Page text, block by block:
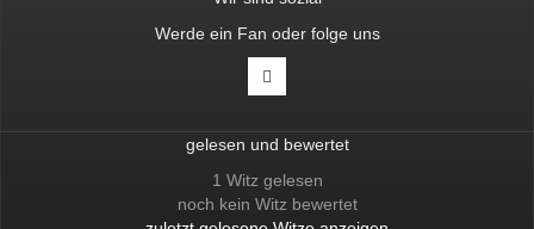
Werde ein Fan oder folge uns
gelesen und bewertet
1 Witz gelesen
noch kein Witz bewertet